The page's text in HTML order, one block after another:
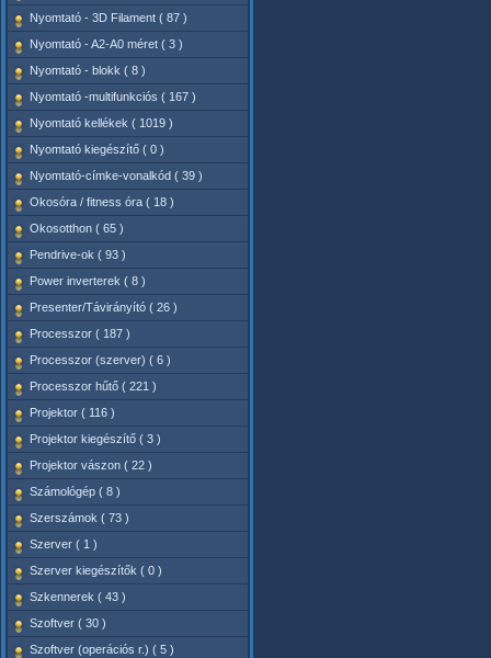
Nyomtató - 3D Filament ( 87 )
Nyomtató - A2-A0 méret ( 3 )
Nyomtató - blokk ( 8 )
Nyomtató -multifunkciós ( 167 )
Nyomtató kellékek ( 1019 )
Nyomtató kiegészítő ( 0 )
Nyomtató-címke-vonalkód ( 39 )
Okosóra / fitness óra ( 18 )
Okosotthon ( 65 )
Pendrive-ok ( 93 )
Power inverterek ( 8 )
Presenter/Távirányító ( 26 )
Processzor ( 187 )
Processzor (szerver) ( 6 )
Processzor hűtő ( 221 )
Projektor ( 116 )
Projektor kiegészítő ( 3 )
Projektor vászon ( 22 )
Számológép ( 8 )
Szerszámok ( 73 )
Szerver ( 1 )
Szerver kiegészítők ( 0 )
Szkennerek ( 43 )
Szoftver ( 30 )
Szoftver (operációs r.) ( 5 )